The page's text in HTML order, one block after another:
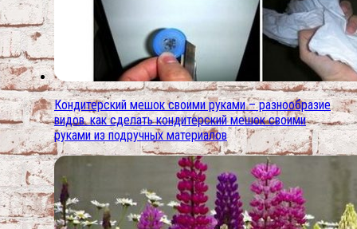
Кондитерский мешок своими руками – разнообразие
видов. как сделать кондитерский мешок своими
руками из подручных материалов